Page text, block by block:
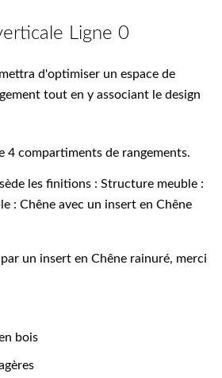
Ligne 0
d'optimiser un espace de
tout en y associant le design
4 compartiments de rangements.
les finitions : Structure meuble :
: Chêne avec un insert en Chêne
un insert en Chêne rainuré, merci
bois